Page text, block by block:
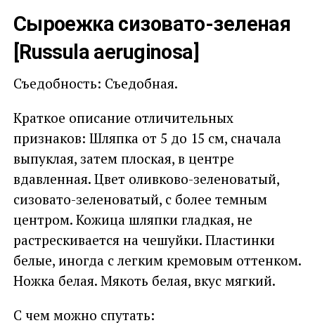
Сыроежка сизовато-зеленая
[Russula aeruginosa]
Съедобность: Съедобная.
Краткое описание отличительных
признаков: Шляпка от 5 до 15 см, сначала
выпуклая, затем плоская, в центре
вдавленная. Цвет оливково-зеленоватый,
сизовато-зеленоватый, с более темным
центром. Кожица шляпки гладкая, не
растрескивается на чешуйки. Пластинки
белые, иногда с легким кремовым оттенком.
Ножка белая. Мякоть белая, вкус мягкий.
С чем можно спутать: